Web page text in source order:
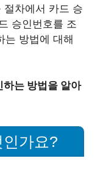
절차에서 카드 승
승인번호를 조
는 방법에 대해
하는 방법을 알아
가요?